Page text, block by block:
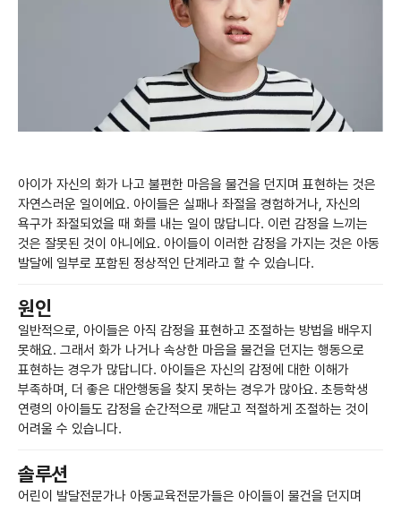
아이가 자신의 화가 나고 불편한 마음을 물건을 던지며 표현하는 것은
자연스러운 일이에요. 아이들은 실패나 좌절을 경험하거나, 자신의
욕구가 좌절되었을 때 화를 내는 일이 많답니다. 이런 감정을 느끼는
것은 잘못된 것이 아니에요. 아이들이 이러한 감정을 가지는 것은 아동
발달에 일부로 포함된 정상적인 단계라고 할 수 있습니다.
원인
일반적으로, 아이들은 아직 감정을 표현하고 조절하는 방법을 배우지
못해요. 그래서 화가 나거나 속상한 마음을 물건을 던지는 행동으로
표현하는 경우가 많답니다. 아이들은 자신의 감정에 대한 이해가
부족하며, 더 좋은 대안행동을 찾지 못하는 경우가 많아요. 초등학생
연령의 아이들도 감정을 순간적으로 깨닫고 적절하게 조절하는 것이
어려울 수 있습니다.
솔루션
어린이 발달전문가나 아동교육전문가들은 아이들이 물건을 던지며